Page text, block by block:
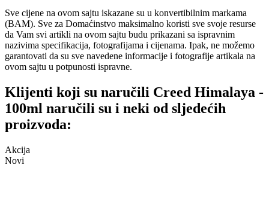
Sve cijene na ovom sajtu iskazane su u konvertibilnim markama
(BAM). Sve za Domaćinstvo maksimalno koristi sve svoje resurse
da Vam svi artikli na ovom sajtu budu prikazani sa ispravnim
nazivima specifikacija, fotografijama i cijenama. Ipak, ne možemo
garantovati da su sve navedene informacije i fotografije artikala na
ovom sajtu u potpunosti ispravne.
Klijenti koji su naručili Creed Himalaya -
100ml naručili su i neki od sljedećih
proizvoda:
Akcija
Novi